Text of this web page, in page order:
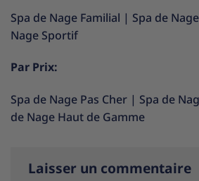
Spa de Nage Familial | Spa de
Nage Sportif
Par Prix:
Spa de Nage Pas Cher | Spa de
de Nage Haut de Gamme
Laisser un commentaire